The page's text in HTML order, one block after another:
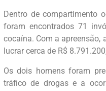
Dentro de compartimento
foram encontrados 71
cocaína. Com a apreensão,
lucrar cerca de R$
Os dois homens foram
tráfico de drogas e a